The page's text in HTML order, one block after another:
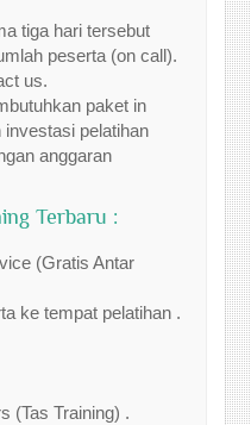
tiga hari tersebut
peserta (on call).
us.
paket in
investasi pelatihan
anggaran
Terbaru :
(Gratis Antar
ke tempat pelatihan .
(Tas Training) .